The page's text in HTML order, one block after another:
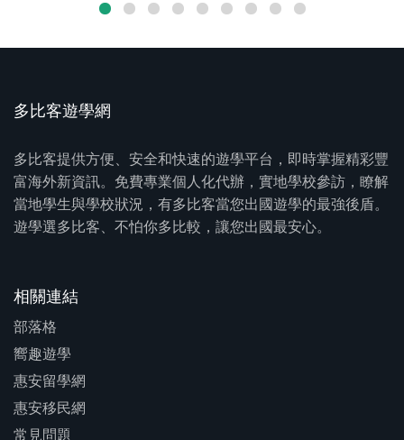
多比客遊學網
多比客提供方便、安全和快速的遊學平台，即時掌握精彩豐
富海外新資訊。免費專業個人化代辦，實地學校參訪，瞭解
當地學生與學校狀況，有多比客當您出國遊學的最強後盾。
遊學選多比客、不怕你多比較，讓您出國最安心。
相關連結
部落格
嚮趣遊學
惠安留學網
惠安移民網
常見問題